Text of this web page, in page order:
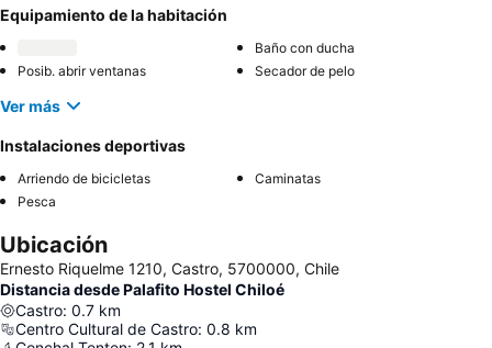
Equipamiento de la habitación
Baño con ducha
Posib. abrir ventanas
Secador de pelo
Ver más
Instalaciones deportivas
Arriendo de bicicletas
Caminatas
Pesca
Ubicación
Ernesto Riquelme 1210, Castro, 5700000, Chile
Distancia desde Palafito Hostel Chiloé
Castro: 0.7 km
Centro Cultural de Castro: 0.8 km